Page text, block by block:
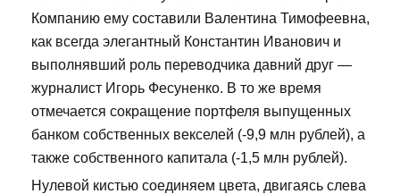
Компанию ему составили Валентина Тимофеевна,
как всегда элегантный Константин Иванович и
выполнявший роль переводчика давний друг —
журналист Игорь Фесуненко. В то же время
отмечается сокращение портфеля выпущенных
банком собственных векселей (-9,9 млн рублей), а
также собственного капитала (-1,5 млн рублей).
Нулевой кистью соединяем цвета, двигаясь слева